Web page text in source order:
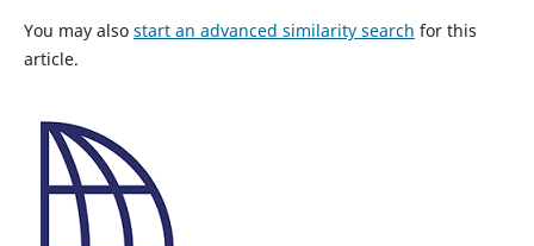
You may also start an advanced similarity search for this
article.